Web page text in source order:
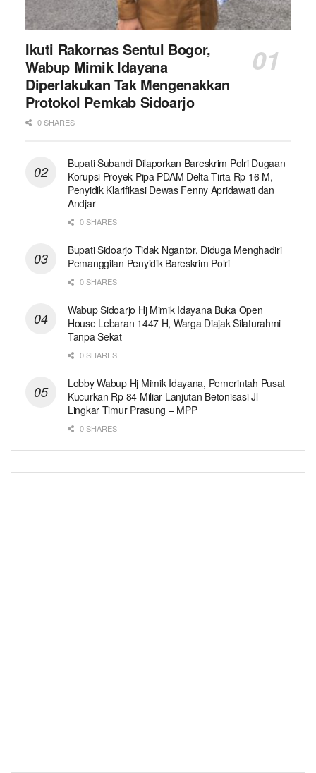
Ikuti Rakornas Sentul Bogor,
Wabup Mimik Idayana
Diperlakukan Tak Mengenakkan
Protokol Pemkab Sidoarjo
0 SHARES
Bupati Subandi Dilaporkan Bareskrim Polri Dugaan
Korupsi Proyek Pipa PDAM Delta Tirta Rp 16 M,
Penyidik Klarifikasi Dewas Fenny Apridawati dan
Andjar
0 SHARES
Bupati Sidoarjo Tidak Ngantor, Diduga Menghadiri
Pemanggilan Penyidik Bareskrim Polri
0 SHARES
Wabup Sidoarjo Hj Mimik Idayana Buka Open
House Lebaran 1447 H, Warga Diajak Silaturahmi
Tanpa Sekat
0 SHARES
Lobby Wabup Hj Mimik Idayana, Pemerintah Pusat
Kucurkan Rp 84 Miliar Lanjutan Betonisasi Jl
Lingkar Timur Prasung – MPP
0 SHARES